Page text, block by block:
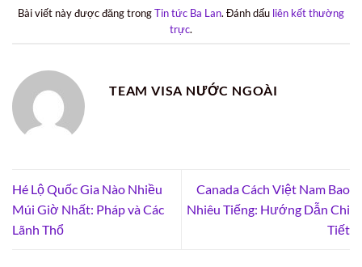
Bài viết này được đăng trongTin tức Ba Lan. Đánh dấu liên kết thường
trực.
TEAM VISA NƯỚC NGOÀI
Hé Lộ Quốc Gia Nào Nhiều
Múi Giờ Nhất: Pháp và Các
Lãnh Thổ
Canada Cách Việt Nam Bao
Nhiêu Tiếng: Hướng Dẫn Chi
Tiết